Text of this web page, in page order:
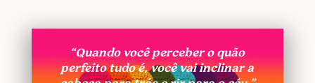
“Quando você perceber o quão
perfeito tudo é, você vai inclinar a